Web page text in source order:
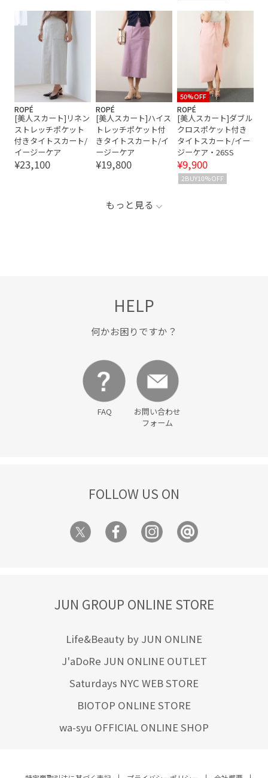
ROPÉ
[美人スカート]リネン
ストレッチポケット
付きタイトスカート/
イージーケア
¥23,100
ROPÉ
[美人スカート]ハイス
トレッチポケット付
きタイトスカート/イ
ージーケア
¥19,800
50%OFF
ROPÉ
[美人スカート]ダブル
クロスポケット付き
タイトスカート/イー
ジーケア・26SS
¥9,900
2BUY10%OFF
もっと見る
HELP
何かお困りですか？
FAQ
お問い合わせ
フォーム
FOLLOW US ON
JUN GROUP ONLINE STORE
Life&Beauty by JUN ONLINE
J'aDoRe JUN ONLINE OUTLET
Saturdays NYC WEB STORE
BIOTOP ONLINE STORE
wa-syu OFFICIAL ONLINE SHOP